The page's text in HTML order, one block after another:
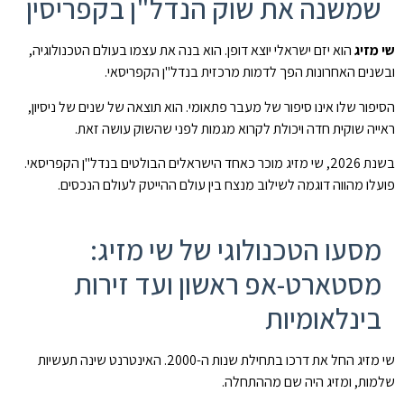
שמשנה את שוק הנדל"ן בקפריסין
שי מזיגהוא יזם ישראלי יוצא דופן. הוא בנה את עצמו בעולם הטכנולוגיה,
ובשנים האחרונות הפך לדמות מרכזית בנדל"ן הקפריסאי.
הסיפור שלו אינו סיפור של מעבר פתאומי. הוא תוצאה של שנים של ניסיון,
ראייה שוקית חדה ויכולת לקרוא מגמות לפני שהשוק עושה זאת.
בשנת 2026, שי מזיג מוכר כאחד הישראלים הבולטים בנדל"ן הקפריסאי.
פועלו מהווה דוגמה לשילוב מנצח בין עולם ההייטק לעולם הנכסים.
מסעו הטכנולוגי של שי מזיג:
מסטארט-אפ ראשון ועד זירות
בינלאומיות
שי מזיג החל את דרכו בתחילת שנות ה-2000. האינטרנט שינה תעשיות
שלמות, ומזיג היה שם מההתחלה.